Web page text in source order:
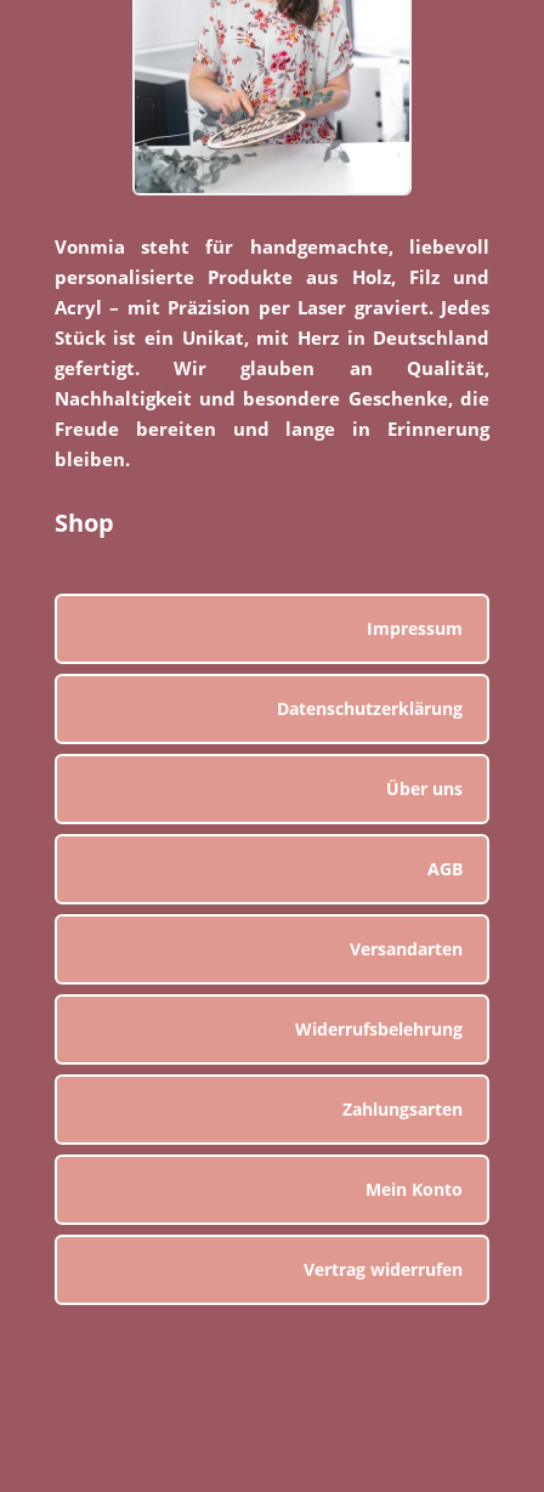
Vonmia steht für handgemachte, liebevoll
personalisierte Produkte aus Holz, Filz und
Acryl – mit Präzision per Laser graviert. Jedes
Stück ist ein Unikat, mit Herz in Deutschland
gefertigt. Wir glauben an Qualität,
Nachhaltigkeit und besondere Geschenke, die
Freude bereiten und lange in Erinnerung
bleiben.
Shop
Impressum
Datenschutzerklärung
Über uns
AGB
Versandarten
Widerrufsbelehrung
Zahlungsarten
Mein Konto
Vertrag widerrufen